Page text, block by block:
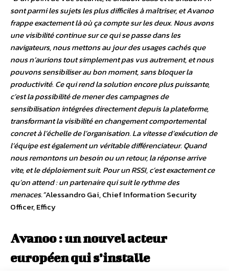
sont parmi les sujets les plus difficiles à maîtriser, et Avanoo
frappe exactement là où ça compte sur les deux. Nous avons
une visibilité continue sur ce qui se passe dans les
navigateurs, nous mettons au jour des usages cachés que
nous n’aurions tout simplement pas vus autrement, et nous
pouvons sensibiliser au bon moment, sans bloquer la
productivité. Ce qui rend la solution encore plus puissante,
c’est la possibilité de mener des campagnes de
sensibilisation intégrées directement depuis la plateforme,
transformant la visibilité en changement comportemental
concret à l’échelle de l’organisation. La vitesse d’exécution de
l’équipe est également un véritable différenciateur. Quand
nous remontons un besoin ou un retour, la réponse arrive
vite, et le déploiement suit. Pour un RSSI, c’est exactement ce
qu’on attend : un partenaire qui suit le rythme des
menaces.”Alessandro Gai, Chief Information Security
Officer, Efficy
Avanoo : un nouvel acteur
européen qui s’installe